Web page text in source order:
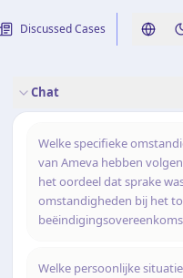
Discussed Cases
uitspraak
Chat
Welke specifieke
van Ameva hebben
het oordeel dat sprake
omstandigheden bij het
Welke persoonlijke